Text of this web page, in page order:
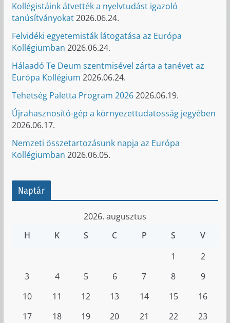
Kollégistáink átvették a nyelvtudást igazoló
tanúsítványokat2026.06.24.
Felvidéki egyetemisták látogatása az Európa
Kollégiumban 2026.06.24.
Hálaadó Te Deum szentmisével zárta a tanévet az
Európa Kollégium 2026.06.24.
Tehetség Paletta Program 20262026.06.19.
Újrahasznosító-gép a környezettudatosság jegyében
2026.06.17.
Nemzeti összetartozásunk napja az Európa
Kollégiumban 2026.06.05.
Naptár
2026. augusztus
H
K S C P S V
1
2
3
4 5 6 7 8
9
10
11 12 13 14 15
16
17
18 19 20 21 22
23